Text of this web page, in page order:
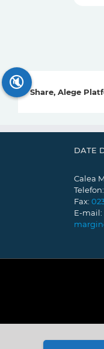
Share, Alege
DATE
Calea
Telefon:
Fax:
E-mail:
🔇